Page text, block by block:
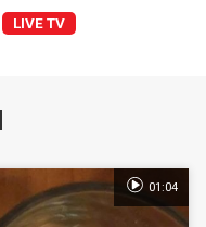
LIVE TV
01:04